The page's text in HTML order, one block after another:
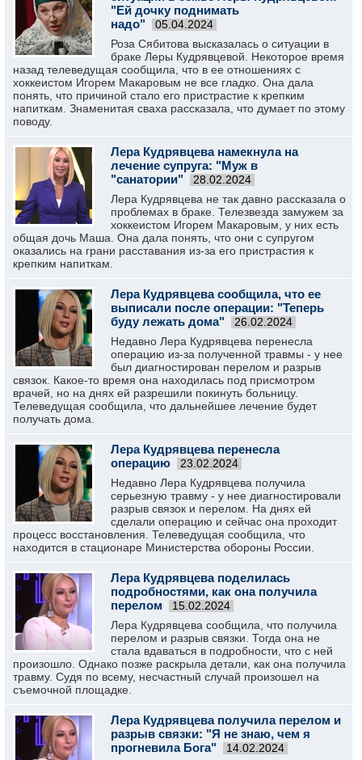
"Ей дочку поднимать
надо"
05.04.2024
Роза Сябитова высказалась о ситуации в
браке Леры Кудрявцевой. Некоторое время
назад телеведущая сообщила, что в ее отношениях с
хоккеистом Игорем Макаровым не все гладко. Она дала
понять, что причиной стало его пристрастие к крепким
напиткам. Знаменитая сваха рассказала, что думает по этому
поводу.
Лера Кудрявцева намекнула на
лечение супруга: "Муж в
"санатории"
28.02.2024
Лера Кудрявцева не так давно рассказала о
проблемах в браке. Телезвезда замужем за
хоккеистом Игорем Макаровым, у них есть
общая дочь Маша. Она дала понять, что они с супругом
оказались на грани расставания из-за его пристрастия к
крепким напиткам.
Лера Кудрявцева сообщила, что ее
выписали после операции: "Теперь
буду лежать дома"
26.02.2024
Недавно Лера Кудрявцева перенесла
операцию из-за полученной травмы - у нее
был диагностирован перелом и разрыв
связок. Какое-то время она находилась под присмотром
врачей, но на днях ей разрешили покинуть больницу.
Телеведущая сообщила, что дальнейшее лечение будет
получать дома.
Лера Кудрявцева перенесла
операцию
23.02.2024
Недавно Лера Кудрявцева получила
серьезную травму - у нее диагностировали
разрыв связок и перелом. На днях ей
сделали операцию и сейчас она проходит
процесс восстановления. Телеведущая сообщила, что
находится в стационаре Министерства обороны России.
Лера Кудрявцева поделилась
подробностями, как она получила
перелом
15.02.2024
Лера Кудрявцева сообщила, что получила
перелом и разрыв связки. Тогда она не
стала вдаваться в подробности, что с ней
произошло. Однако позже раскрыла детали, как она получила
травму. Судя по всему, несчастный случай произошел на
съемочной площадке.
Лера Кудрявцева получила перелом и
разрыв связки: "Я не знаю, чем я
прогневила Бога"
14.02.2024